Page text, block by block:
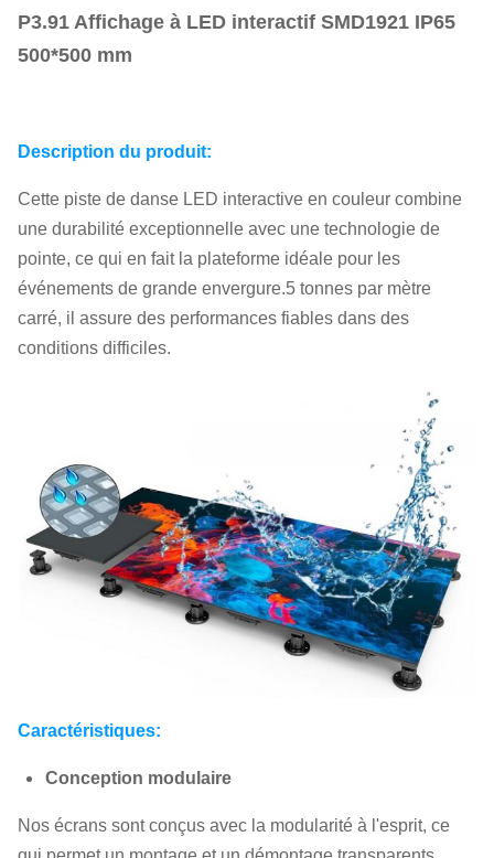
P3.91 Affichage à LED interactif SMD1921 IP65
500*500 mm
Description du produit:
Cette piste de danse LED interactive en couleur combine
une durabilité exceptionnelle avec une technologie de
pointe, ce qui en fait la plateforme idéale pour les
événements de grande envergure.5 tonnes par mètre
carré, il assure des performances fiables dans des
conditions difficiles.
Caractéristiques:
Conception modulaire
Nos écrans sont conçus avec la modularité à l'esprit, ce